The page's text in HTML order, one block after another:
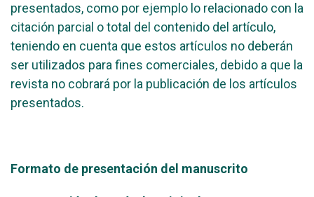
presentados, como por ejemplo lo relacionado con la
citación parcial o total del contenido del artículo,
teniendo en cuenta que estos artículos no deberán
ser utilizados para fines comerciales, debido a que la
revista no cobrará por la publicación de los artículos
presentados.
Formato de presentación del manuscrito